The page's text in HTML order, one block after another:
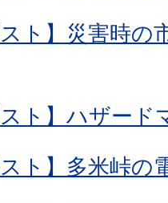
スト】災害時の
スト】ハザー
スト】多米峠の